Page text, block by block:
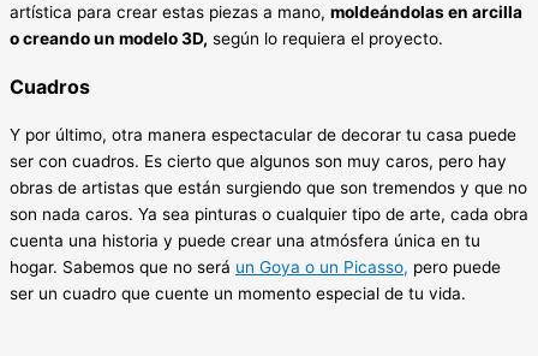
artística para crear estas piezas a mano, moldeándolas en arcilla
o creando un modelo 3D, según lo requiera el proyecto.
Cuadros
Y por último, otra manera espectacular de decorar tu casa puede
ser con cuadros. Es cierto que algunos son muy caros, pero hay
obras de artistas que están surgiendo que son tremendos y que no
son nada caros. Ya sea pinturas o cualquier tipo de arte, cada obra
cuenta una historia y puede crear una atmósfera única en tu
hogar. Sabemos que no será un Goya o un Picasso, pero puede
ser un cuadro que cuente un momento especial de tu vida.